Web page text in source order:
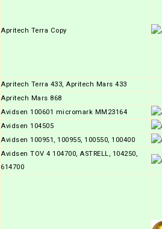
Apritech Terra Copy
Apritech Terra 433, Apritech Mars 433
Apritech Mars 868
Avidsen 100601 micromark MM23164
Avidsen 104505
Avidsen 100951, 100955, 100550, 100400
Avidsen TOV 4 104700, ASTRELL, 104250,
614700